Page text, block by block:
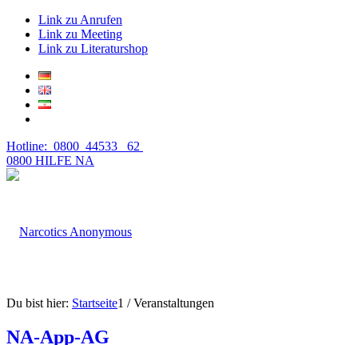
Link zu Anrufen
Link zu Meeting
Link zu Literaturshop
Hotline: 0800 44533 62
0800 HILFE NA
Du bist hier: Startseite1 / Veranstaltungen
NA-App-AG